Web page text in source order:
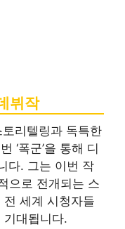
뷔작
리텔링과 독특한
‘폭군’을 통해 디
다. 그는 이번 작
으로 전개되는 스
전 세계 시청자들
기대됩니다.